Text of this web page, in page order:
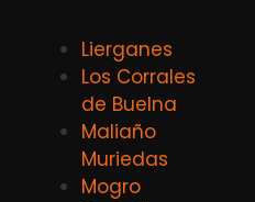
Lierganes
Los Corrales
de Buelna
Maliaño
Muriedas
Mogro